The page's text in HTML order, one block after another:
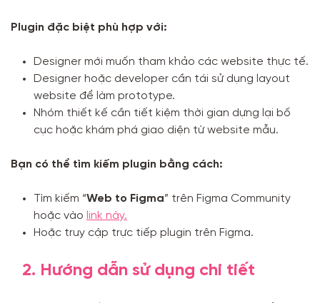
Plugin đặc biệt phù hợp với:
Designer mới muốn tham khảo các website thực tế.
Designer hoặc developer cần tái sử dụng layout
website để làm prototype.
Nhóm thiết kế cần tiết kiệm thời gian dựng lại bố
cục hoặc khám phá giao diện từ website mẫu.
Bạn có thể tìm kiếm plugin bằng cách:
Tìm kiếm “Web to Figma” trên Figma Community
hoặc vào link này.
Hoặc truy cập trực tiếp plugin trên Figma.
2. Hướng dẫn sử dụng chi tiết